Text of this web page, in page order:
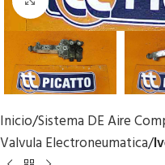
Inicio Sistema DE Aire
Valvula Electroneumatica